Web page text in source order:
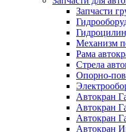
Запчасти
Механизм
Рама
Стрела
Опорно-
Автокран
Автокран
Автокран
Автокран